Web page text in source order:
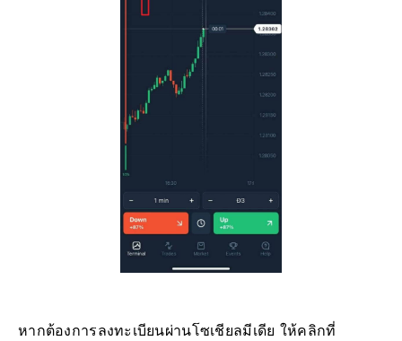
หากต้องการลงทะเบียนผ่านโซเชียลมีเดีย ให้คลิกที่